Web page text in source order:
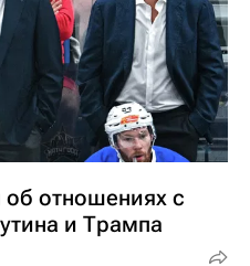
об отношениях с
и Трампа